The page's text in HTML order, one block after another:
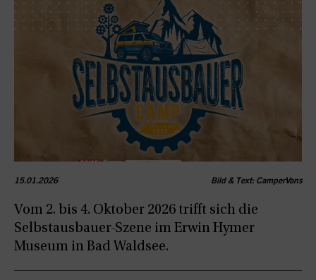
15.01.2026 Bild & Text: CamperVans
Vom 2. bis 4. Oktober 2026 trifft sich die
Selbstausbauer-Szene im Erwin Hymer
Museum in Bad Waldsee.